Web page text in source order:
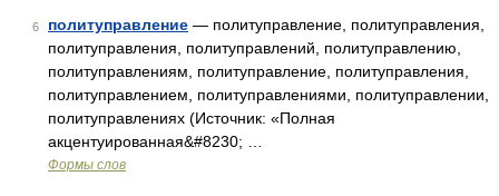
6 политуправление — политуправление, политуправления,
политуправления, политуправлений, политуправлению,
политуправлениям, политуправление, политуправления,
политуправлением, политуправлениями, политуправлении,
политуправлениях (Источник: «Полная
акцентуированная&#8230; …
Формы слов